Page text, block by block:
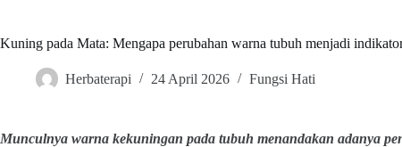
Kuning pada Mata: Mengapa perubahan warna tubuh menjadi
Herbaterapi 24 April 2026 Fungsi Hati
Munculnya warna kekuningan pada tubuh menandakan adanya